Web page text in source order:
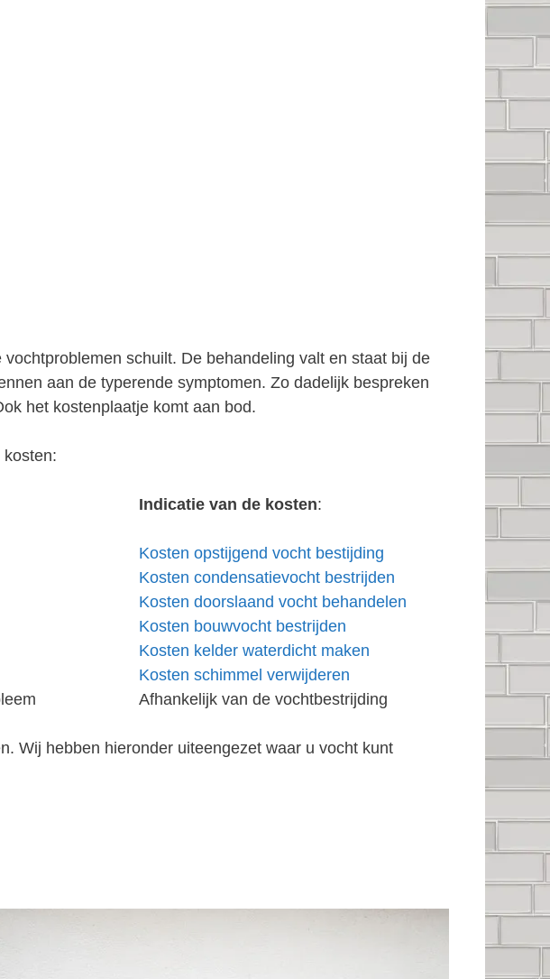
schuilt. De behandeling valt en staat bij de
aan de typerende symptomen. Zo dadelijk bespreken
het kostenplaatje komt aan bod.
Indicatie van de kosten:
Kosten opstijgend vocht bestijding
Kosten condensatievocht bestrijden
Kosten doorslaand vocht behandelen
Kosten bouwvocht bestrijden
Kosten kelder waterdicht maken
Kosten schimmel verwijderen
Afhankelijk van de vochtbestrijding
Wij hebben hieronder uiteengezet waar u vocht kunt